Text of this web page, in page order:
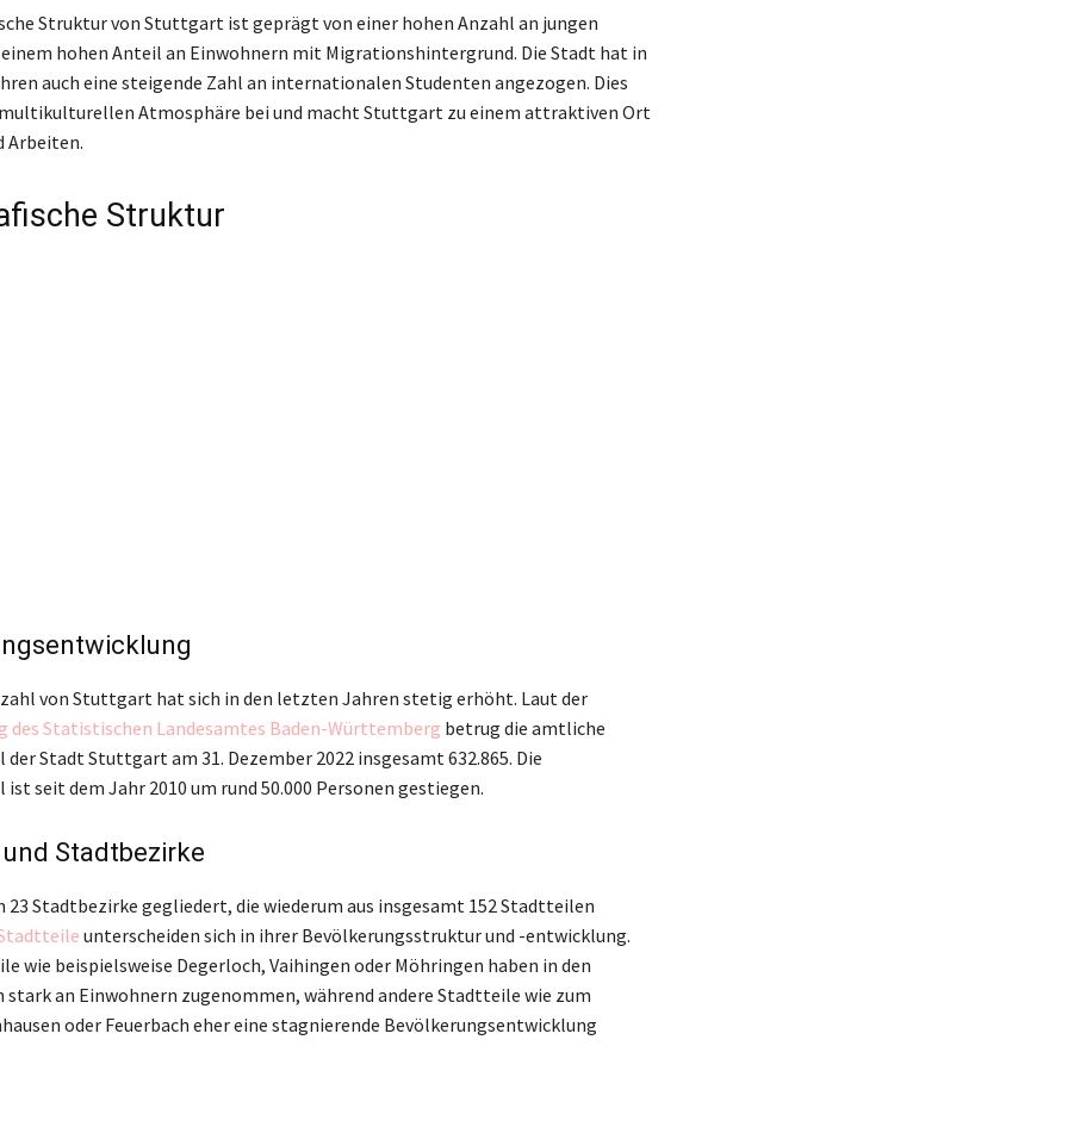
Struktur von Stuttgart ist geprägt von einer hohen Anzahl an jungen
einem hohen Anteil an Einwohnern mit Migrationshintergrund. Die Stadt hat in
auch eine steigende Zahl an internationalen Studenten angezogen. Dies
Atmosphäre bei und macht Stuttgart zu einem attraktiven Ort
Arbeiten.
Struktur
von Stuttgart hat sich in den letzten Jahren stetig erhöht. Laut der
des Statistischen Landesamtes Baden-Württemberg betrug die amtliche
Stadt Stuttgart am 31. Dezember 2022 insgesamt 632.865. Die
seit dem Jahr 2010 um rund 50.000 Personen gestiegen.
Stadtbezirke
Stadtbezirke gegliedert, die wiederum aus insgesamt 152 Stadtteilen
unterscheiden sich in ihrer Bevölkerungsstruktur und -entwicklung.
wie beispielsweise Degerloch, Vaihingen oder Möhringen haben in den
an Einwohnern zugenommen, während andere Stadtteile wie zum
oder Feuerbach eher eine stagnierende Bevölkerungsentwicklung